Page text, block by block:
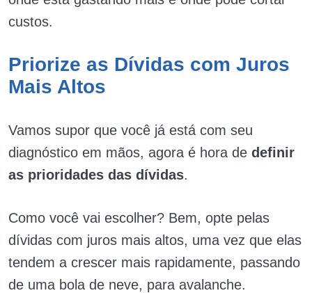
custos.
Priorize as Dívidas com Juros
Mais Altos
Vamos supor que você já está com seu
diagnóstico em mãos, agora é hora de definir
as prioridades das dívidas.
Como você vai escolher? Bem, opte pelas
dívidas com juros mais altos, uma vez que elas
tendem a crescer mais rapidamente, passando
de uma bola de neve, para avalanche.